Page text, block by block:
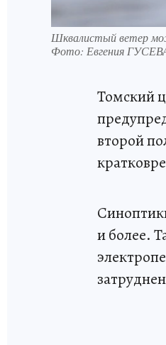
Шквалистый ветер
Фото: Евгения
Томский
второй
и более.